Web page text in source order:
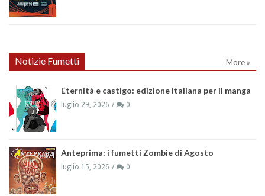
Notizie Fumetti More »
Eternità e castigo: edizione italiana per il manga
luglio 29, 2026 0
Anteprima: i fumetti Zombie di Agosto
luglio 15, 2026 0